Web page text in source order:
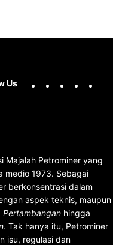
Us
Majalah Petrominer yang
medio 1973. Sebagai
berkonsentrasi dalam
aspek teknis, maupun
Pertambangan hingga
. Tak hanya itu, Petrominer
isu, regulasi dan